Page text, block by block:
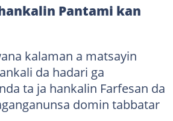
Pantami kan
kalaman a matsayin
da hadari ga
ta ja hankalin Farfesan da
domin tabbatar